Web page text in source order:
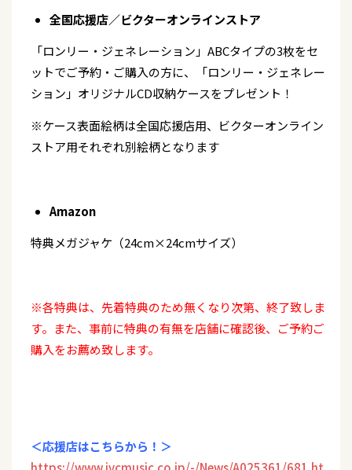
全国応援店／ビクターオンラインストア
「ロンリー・ジェネレーション」ABCタイプの3枚をセ
ットでご予約・ご購入の方に、「ロンリー・ジェネレー
ション」オリジナルCD収納ケースをプレゼント！
※ケース表面絵柄は全国応援店用、ビクターオンライン
ストア用それぞれ別絵柄となります
Amazon
特典メガジャケ（24cm×24cmサイズ）
※各特典は、先着特典のため無くなり次第、終了致しま
す。また、事前に特典の有無を店舗に確認後、ご予約ご
購入をお薦め致します。
＜応援店はこちらから！＞